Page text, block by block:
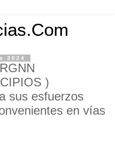
2024
)
sus esfuerzos
en vías